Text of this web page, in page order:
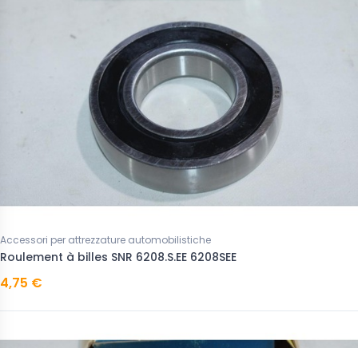
Accessori per attrezzature automobilistiche
Roulement à billes SNR 6208.S.EE 6208SEE
4,75 €